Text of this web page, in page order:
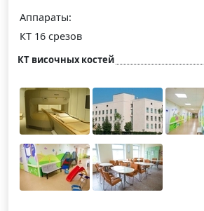
Аппараты:
КТ 16 срезов
КТ височных костей